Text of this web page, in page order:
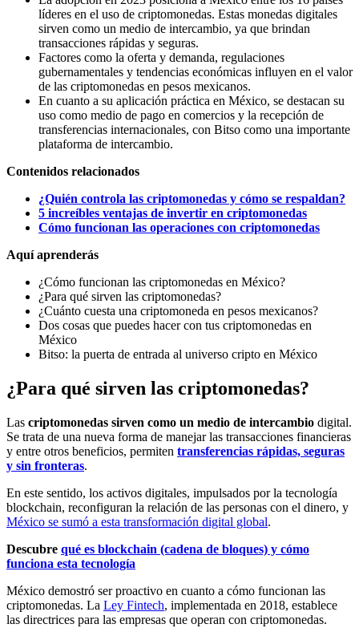
líderes en el uso de criptomonedas. Estas monedas digitales
sirven como un medio de intercambio, ya que brindan
transacciones rápidas y seguras.
Factores como la oferta y demanda, regulaciones
gubernamentales y tendencias económicas influyen en el valor
de las criptomonedas en pesos mexicanos.
En cuanto a su aplicación práctica en México, se destacan su
uso como medio de pago en comercios y la recepción de
transferencias internacionales, con Bitso como una importante
plataforma de intercambio.
Contenidos relacionados
¿Quién controla las criptomonedas y cómo se respaldan?
5 increíbles ventajas de invertir en criptomonedas
Cómo funcionan las operaciones con criptomonedas
Aquí aprenderás
¿Cómo funcionan las criptomonedas en México?
¿Para qué sirven las criptomonedas?
¿Cuánto cuesta una criptomoneda en pesos mexicanos?
Dos cosas que puedes hacer con tus criptomonedas en
México
Bitso: la puerta de entrada al universo cripto en México
¿Para qué sirven las criptomonedas?
Las criptomonedas sirven como un medio de intercambio digital.
Se trata de una nueva forma de manejar las transacciones financieras
y entre otros beneficios, permiten transferencias rápidas, seguras
y sin fronteras.
En este sentido, los activos digitales, impulsados por la tecnología
blockchain, reconfiguran la relación de las personas con el dinero, y
México se sumó a esta transformación digital global.
Descubre qué es blockchain (cadena de bloques) y cómo
funciona esta tecnología
México demostró ser proactivo en cuanto a cómo funcionan las
criptomonedas. La Ley Fintech, implementada en 2018, establece
las directrices para las empresas que operan con criptomonedas.